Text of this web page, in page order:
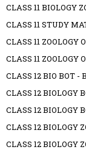
CLASS 11 BIOLOGY
CLASS 11 STUDY
CLASS 11 ZOOLOGY
CLASS 11 ZOOLOGY
CLASS 12 BIO BOT
CLASS 12 BIOLOGY
CLASS 12 BIOLOGY
CLASS 12 BIOLOGY
CLASS 12 BIOLOGY